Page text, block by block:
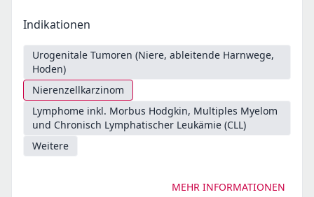
Indikationen
Urogenitale Tumoren (Niere, ableitende Harnwege,
Hoden)
Nierenzellkarzinom
Lymphome inkl. Morbus Hodgkin, Multiples Myelom
und Chronisch Lymphatischer Leukämie (CLL)
Weitere
MEHR INFORMATIONEN